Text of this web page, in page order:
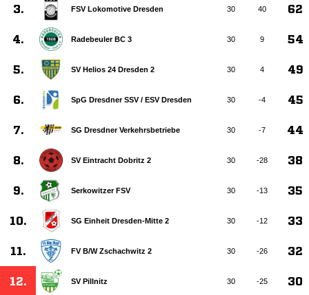
3. FSV Lokomotive Dresden 30 40 62
4. Radebeuler BC 3 30 9 54
5. SV Helios 24 Dresden 2 30 4 49
6. SpG Dresdner SSV /​ ESV Dresden 30 -4 45
7. SG Dresdner Verkehrsbetriebe 30 -7 44
8. SV Eintracht Dobritz 2 30 -28 38
9. Serkowitzer FSV 30 -13 35
10. SG Einheit Dresden-Mitte 2 30 -12 33
11. FV B/​W Zschachwitz 2 30 -26 32
12. SV Pillnitz 30 -25 30